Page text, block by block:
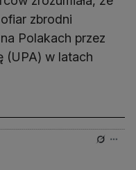
zbrodni
Polakach przez
(UPA) w latach